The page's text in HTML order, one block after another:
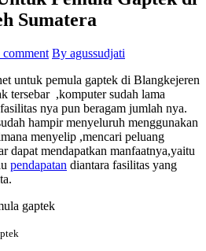
Sumatera
comment By agussudjati
untuk pemula gaptek di Blangkejeren
tersebar ,komputer sudah lama
nya pun beragam jumlah nya.
hampir menyeluruh menggunakan
menyelip ,mencari peluang
dapat mendapatkan manfaatnya,yaitu
pendapatan diantara fasilitas yang